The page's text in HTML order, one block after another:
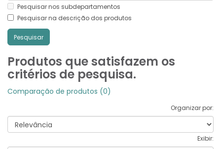
Pesquisar nos subdepartamentos
Pesquisar na descrição dos produtos
Produtos que satisfazem os
critérios de pesquisa.
Comparação de produtos (0)
Organizar por:
Exibir: